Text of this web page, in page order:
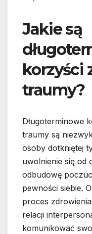
Jakie są
korzyści
traumy?
Długoterminowe
traumy są
osoby dotkniętej
uwolnienie się od
odbudowę
pewności siebie.
proces
relacji
komunikować